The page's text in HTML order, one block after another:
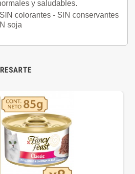
y saludables.
colorantes - SIN conservantes
soja